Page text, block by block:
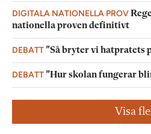
DIGITALA NATIONELLA PROV
nationella proven definitivt
DEBATT”Så bryter vi hatpratets
DEBATT”Hur skolan fungerar
Visa